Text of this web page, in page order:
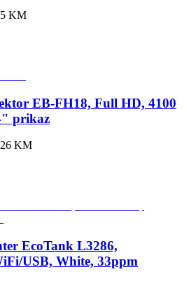
KM
EB-FH18, Full HD, 4100
prikaz
KM
EcoTank L3286,
USB, White, 33ppm